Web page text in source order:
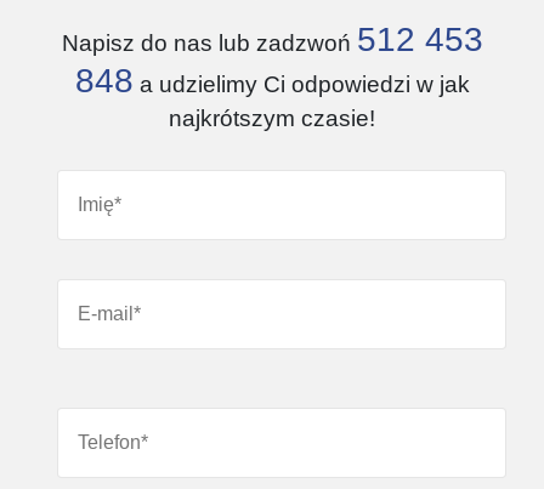
Napisz do nas lub zadzwoń 512 453
848 a udzielimy Ci odpowiedzi w jak
najkrótszym czasie!